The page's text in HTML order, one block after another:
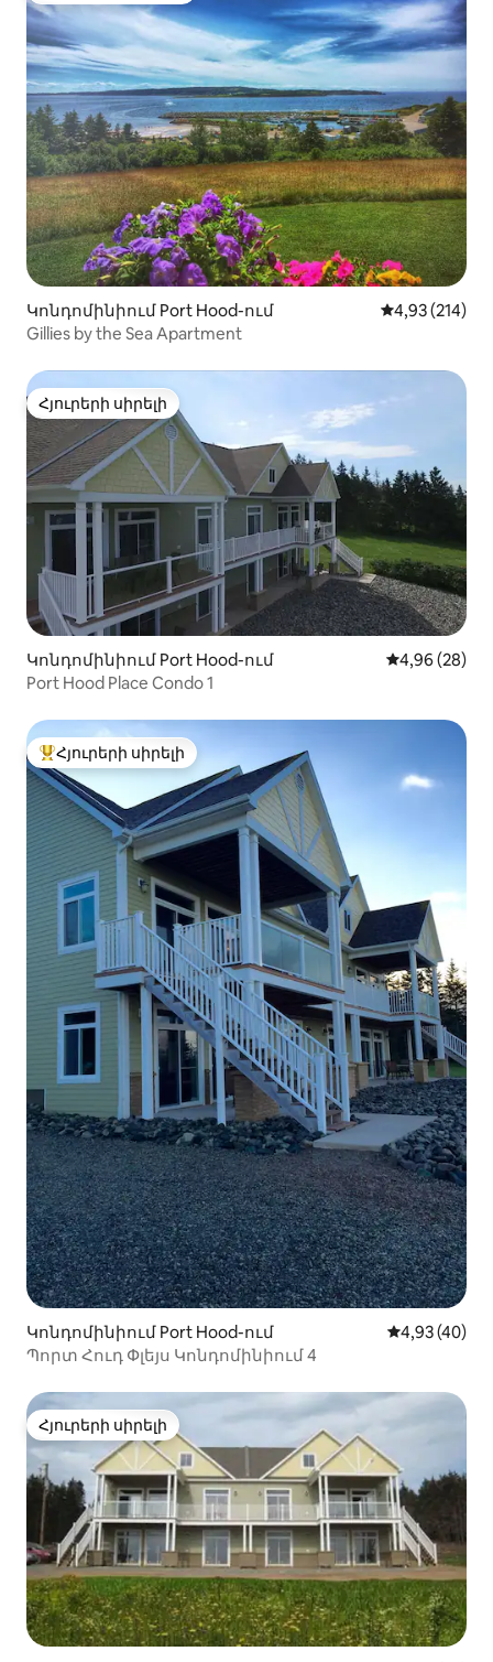
Կոնդոմինիում Port Hood-ում Միջին
4,93 (214)
Gillies by the Sea Apartment
Հյուրերի սիրելի
Հյուրերի սիրելի
Կոնդոմինիում Port Hood-ում Միջին
4,96 (28)
Port Hood Place Condo 1
Հյուրերի սիրելի լավագույն տները
Հյուրերի սիրելի
Կոնդոմինիում Port Hood-ում Միջին
4,93 (40)
Պորտ Հուդ Փլեյս Կոնդոմինիում 4
Հյուրերի սիրելի
Հյուրերի սիրելի